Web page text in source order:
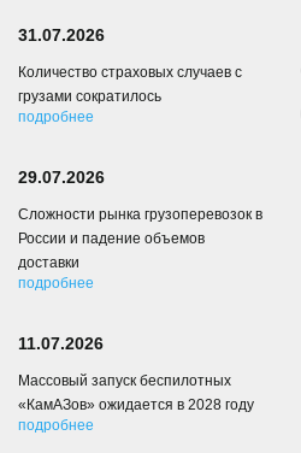
31.07.2026
Количество страховых случаев с
грузами сократилось
подробнее
29.07.2026
Сложности рынка грузоперевозок в
России и падение объемов
доставки
подробнее
11.07.2026
Массовый запуск беспилотных
«КамАЗов» ожидается в 2028 году
подробнее